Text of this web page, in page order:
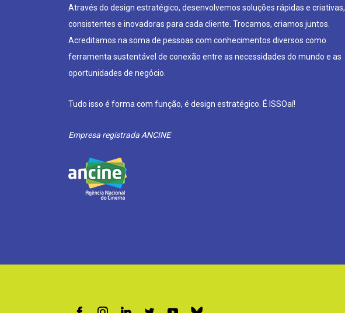
Através do design estratégico, desenvolvemos soluções rápidas e criativas,
consistentes e inovadoras para cada cliente. Trocamos, criamos juntos.
Acreditamos na soma de pessoas com conhecimentos diversos como
ferramenta sustentável de conexão entre as necessidades do mundo e as
oportunidades de negócio.
Tudo isso é forma com função, é design estratégico. É ISSOaí!
Empresa registrada ANCINE